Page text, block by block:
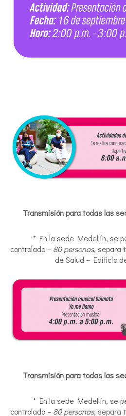
Transmisión para todas las
* En la sede Medellín, se
controlado – 80 personas, separa
de Salud – Edificio
Transmisión para todas las
* En la sede Medellín, se
controlado – 80 personas, separa